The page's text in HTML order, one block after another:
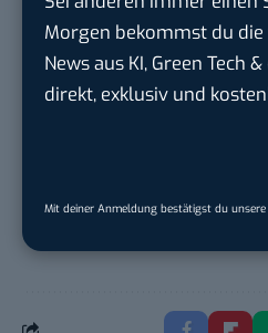
Morgen bekommst du
News aus KI, Green Tech
direkt, exklusiv und
Mit deiner Anmeldung bestätigst du unsere
Kommunikation
DIHK | Deutsche
Handelskammer
Karlsruhe